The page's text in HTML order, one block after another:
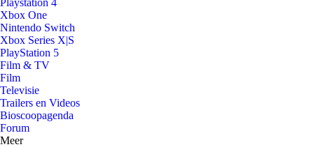
Playstation 4
Xbox One
Nintendo Switch
Xbox Series X|S
PlayStation 5
Film & TV
Film
Televisie
Trailers en Videos
Bioscoopagenda
Forum
Meer